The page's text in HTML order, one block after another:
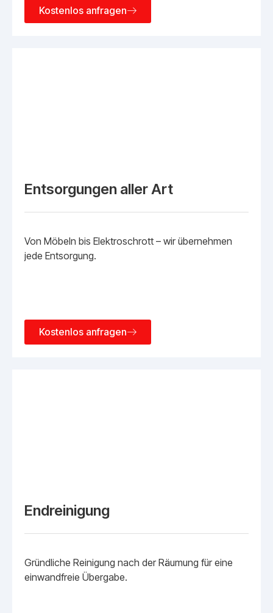
Kostenlos anfragen
Entsorgungen aller Art
Von Möbeln bis Elektroschrott – wir übernehmen
jede Entsorgung.
Kostenlos anfragen
Endreinigung
Gründliche Reinigung nach der Räumung für eine
einwandfreie Übergabe.